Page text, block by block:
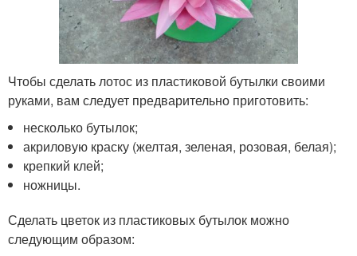
Чтобы сделать лотос из пластиковой бутылки своими
руками, вам следует предварительно приготовить:
несколько бутылок;
акриловую краску (желтая, зеленая, розовая, белая);
крепкий клей;
ножницы.
Сделать цветок из пластиковых бутылок можно
следующим образом: